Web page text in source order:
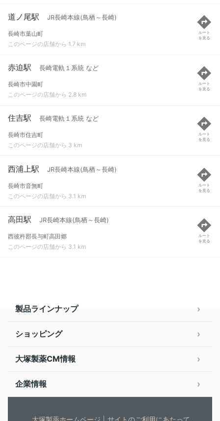
道ノ尾駅 JR長崎本線(鳥栖～長崎)
長崎市葉山町
このページの店舗から 1.7 km
ルート
を見る
赤迫駅 長崎電軌１系統 など
長崎市中園町
このページの店舗から 2.8 km
ルート
を見る
住吉駅 長崎電軌１系統 など
長崎市住吉町
このページの店舗から 3 km
ルート
を見る
西浦上駅 JR長崎本線(鳥栖～長崎)
長崎市音無町
このページの店舗から 3.1 km
ルート
を見る
高田駅 JR長崎本線(鳥栖～長崎)
西彼杵郡長与町高田郷
このページの店舗から 3.1 km
ルート
を見る
製品ラインナップ
ショッピング
大塚製薬CM情報
企業情報